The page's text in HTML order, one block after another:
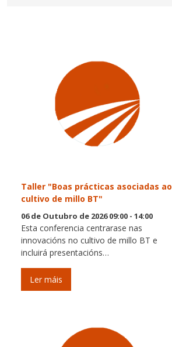
Taller "Boas prácticas asociadas ao
cultivo de millo BT"
06 de Outubro de 2026 09:00 - 14:00
Esta conferencia centrarase nas
innovacións no cultivo de millo BT e
incluirá presentacións…
Ler máis